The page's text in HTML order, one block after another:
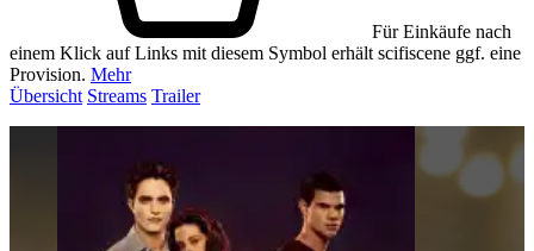
Für Einkäufe nach
einem Klick auf Links mit diesem Symbol erhält scifiscene ggf. eine
Provision. Mehr
Übersicht Streams Trailer